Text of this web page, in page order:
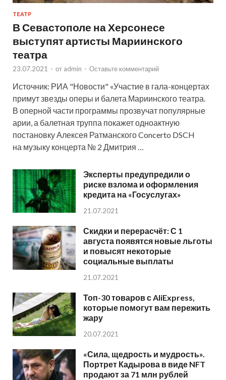
ТЕАТР
В Севастополе на Херсонесе
выступят артисты Мариинского
театра
23.07.2021 - от admin - Оставьте комментарий
Источник: РИА "Новости" «Участие в гала-концертах
примут звезды оперы и балета Мариинского театра.
В оперной части программы прозвучат популярные
арии, а балетная труппа покажет одноактную
постановку Алексея Ратманского Concerto DSCH
на музыку концерта № 2 Дмитрия …
Эксперты предупредили о
риске взлома и оформления
кредита на «Госуслугах»
21.07.2021
Скидки и перерасчёт: С 1
августа появятся новые льготы
и повысят некоторые
социальные выплаты
21.07.2021
Топ-30 товаров с AliExpress,
которые помогут вам пережить
жару
20.07.2021
«Сила, щедрость и мудрость».
Портрет Кадырова в виде NFT
продают за 71 млн рублей